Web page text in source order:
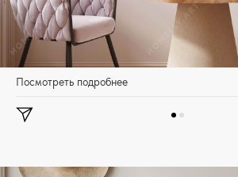
Посмотреть подробнее